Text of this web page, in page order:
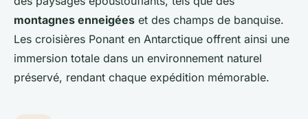
montagnes enneigées et des champs de banquise.
Les croisières Ponant en Antarctique offrent ainsi une
immersion totale dans un environnement naturel
préservé, rendant chaque expédition mémorable.